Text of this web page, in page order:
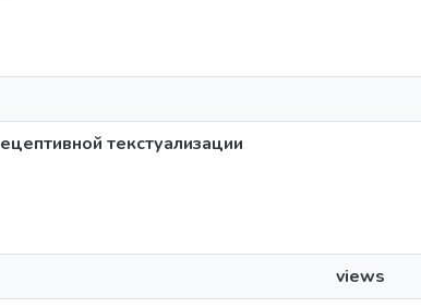
текстуализации
views